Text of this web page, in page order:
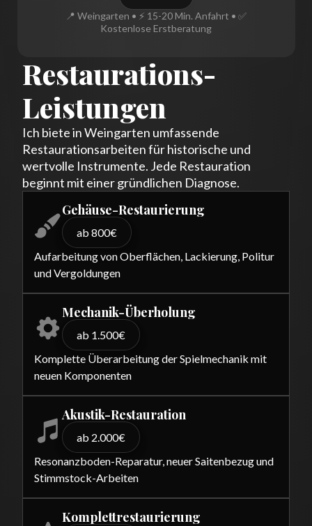
📍 Weingarten • ⚡ 15-20 Min. Anfahrt • ✅
Kostenlose Erstberatung
Restaurations-
Leistungen
Ich biete in Weingarten umfassende
Restaurationsarbeiten für historische und
wertvolle Instrumente. Jede Restauration
beginnt mit einer gründlichen Diagnose.
Gehäuse-Restaurierung
ab 800€
Aufarbeitung von Oberflächen, Lackierung, Politur
und Vergoldungen
Mechanik-Überholung
ab 1.500€
Komplette Überarbeitung der Spielmechanik mit
neuen Komponenten
Akustik-Restauration
ab 2.000€
Resonanzboden-Reparatur, neuer Saitenbezug und
Stimmstock-Arbeiten
Komplettrestaurierung